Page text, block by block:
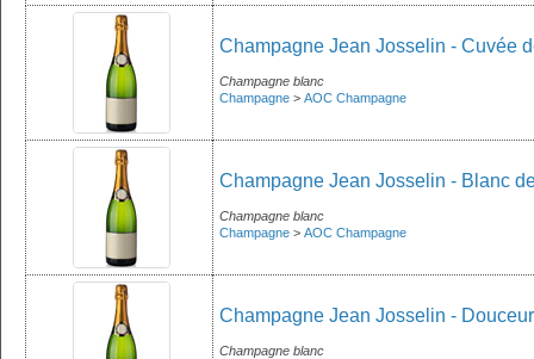
Champagne Jean Josselin - Cuvée
Champagne blanc
Champagne > AOC Champagne
Champagne Jean Josselin - Blanc
Champagne blanc
Champagne > AOC Champagne
Champagne Jean Josselin -
Champagne blanc